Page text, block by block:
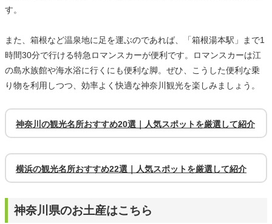
す。
また、箱根など温泉地に足を運ぶのであれば、「箱根湯本駅」まで1
時間30分で行ける特急ロマンスカーが便利です。ロマンスカーは江
の島水族館や海水浴に行くにも便利な脚。ぜひ、こうした便利な乗
り物を利用しつつ、効率よく快適な神奈川観光を楽しみましょう。
神奈川の観光名所おすすめ20選｜人気スポットを厳選して紹介
横浜の観光名所おすすめ22選｜人気スポットを厳選して紹介
神奈川県のお土産はこちら